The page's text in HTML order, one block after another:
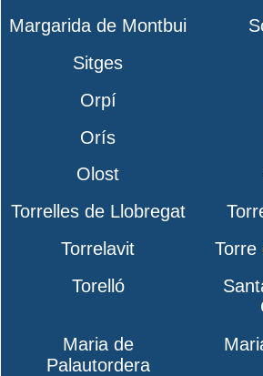
Margarida de Montbui
Sitges
Orpí
Orís
Olost
Torrelles de Llobregat
Torrelavit
Torre
Torelló
Maria de
Palautordera